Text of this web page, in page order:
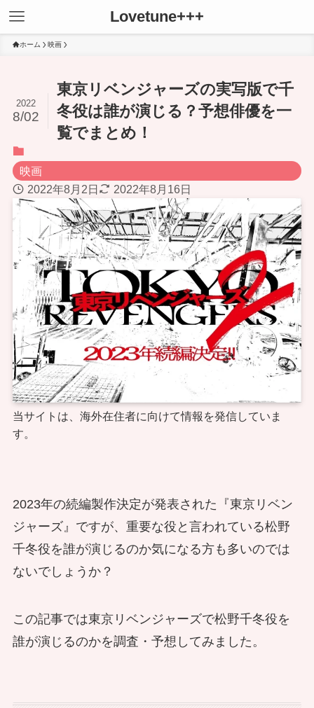
Lovetune+++
ホーム 映画
東京リベンジャーズの実写版で千
冬役は誰が演じる？予想俳優を一
覧でまとめ！
2022
8/02
映画
2022年8月2日
2022年8月16日
当サイトは、海外在住者に向けて情報を発信していま
す。
2023年の続編製作決定が発表された『東京リベン
ジャーズ』ですが、重要な役と言われている松野
千冬役を誰が演じるのか気になる方も多いのでは
ないでしょうか？
この記事では東京リベンジャーズで松野千冬役を
誰が演じるのかを調査・予想してみました。